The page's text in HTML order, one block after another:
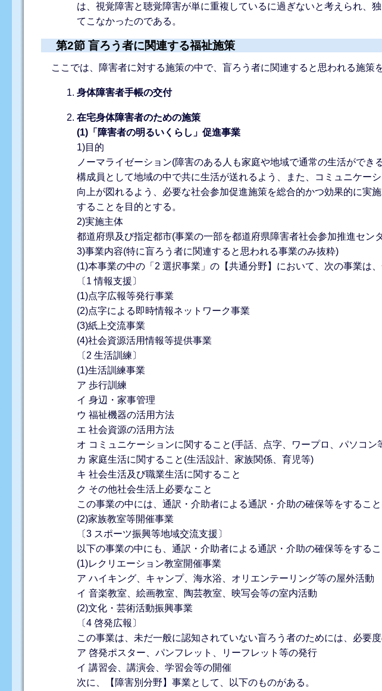
は、視覚障害と聴覚障害が単に重複しているに過ぎないと考えられ、
てこなかったのである。
第2節 盲ろう者に関連する福祉施策
ここでは、障害者に対する施策の中で、盲ろう者に関連すると思われる施策
身体障害者手帳の交付
在宅身体障害者のための施策
(1)「障害者の明るいくらし」促進事業
1)目的
ノーマライゼーション(障害のある人も家庭や地域で通常の生活がで
構成員として地域の中で共に生活が送れるよう、また、コミュニケー
向上が図れるよう、必要な社会参加促進施策を総合的かつ効果的に実
することを目的とする。
2)実施主体
都道府県及び指定都市(事業の一部を都道府県障害者社会参加推進セン
3)事業内容(特に盲ろう者に関連すると思われる事業のみ抜粋)
(1)本事業の中の「2 選択事業」の【共通分野】において、次の事業は
〔1 情報支援〕
(1)点字広報等発行事業
(2)点字による即時情報ネットワーク事業
(3)紙上交流事業
(4)社会資源活用情報等提供事業
〔2 生活訓練〕
(1)生活訓練事業
ア 歩行訓練
イ 身辺・家事管理
ウ 福祉機器の活用方法
エ 社会資源の活用方法
オ コミュニケーションに関すること(手話、点字、ワープロ、パソコン
カ 家庭生活に関すること(生活設計、家族関係、育児等)
キ 社会生活及び職業生活に関すること
ク その他社会生活上必要なこと
この事業の中には、通訳・介助者による通訳・介助の確保等をするこ
(2)家族教室等開催事業
〔3 スポーツ振興等地域交流支援〕
以下の事業の中にも、通訳・介助者による通訳・介助の確保等をする
(1)レクリエーション教室開催事業
ア ハイキング、キャンプ、海水浴、オリエンテーリング等の屋外活動
イ 音楽教室、絵画教室、陶芸教室、映写会等の室内活動
(2)文化・芸術活動振興事業
〔4 啓発広報〕
この事業は、未だ一般に認知されていない盲ろう者のためには、必要
ア 啓発ポスター、パンフレット、リーフレット等の発行
イ 講習会、講演会、学習会等の開催
次に、【障害別分野】事業として、以下のものがある。